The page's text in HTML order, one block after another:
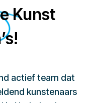
Kunst
actief team dat
kunstenaars